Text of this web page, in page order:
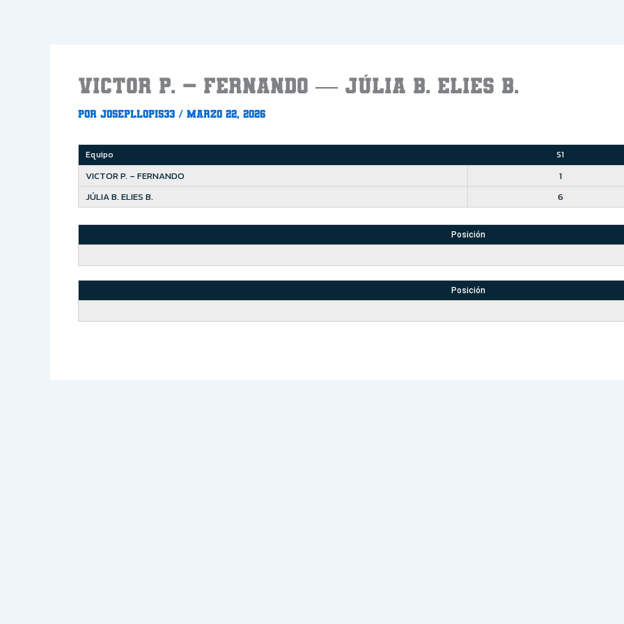
VICTOR P. – FERNANDO — JÚLIA B. ELIES B.
Por Josepllopis33 / marzo 22, 2026
Equipo S1
VICTOR P. – FERNANDO 1
JÚLIA B. ELIES B.
6
Posición
Posición